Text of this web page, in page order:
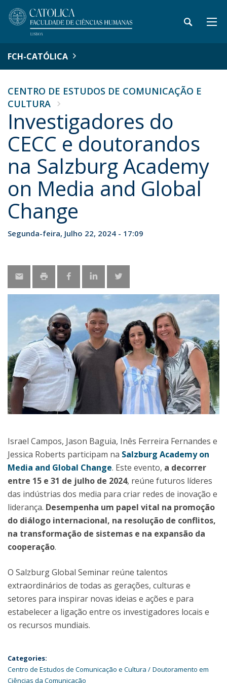
FCH-CATÓLICA
CENTRO DE ESTUDOS DE COMUNICAÇÃO E
CULTURA
Investigadores do
CECC e doutorandos
na Salzburg Academy
on Media and Global
Change
Segunda-feira, Julho 22, 2024 - 17:09
Israel Campos, Jason Baguia, Inês Ferreira Fernandes e
Jessica Roberts participam na Salzburg Academy on
Media and Global Change. Este evento, a decorrer
entre 15 e 31 de julho de 2024, reúne futuros líderes
das indústrias dos media para criar redes de inovação e
liderança. Desempenha um papel vital na promoção
do diálogo internacional, na resolução de conflitos,
na transformação de sistemas e na expansão da
cooperação.
O Salzburg Global Seminar reúne talentos
extraordinários de todas as gerações, culturas e
setores para inspirar novas ideias e ações e para
estabelecer a ligação entre os investigadores locais e
os recursos mundiais.
Categories:
Centro de Estudos de Comunicação e Cultura
Doutoramento em
Ciências da Comunicação